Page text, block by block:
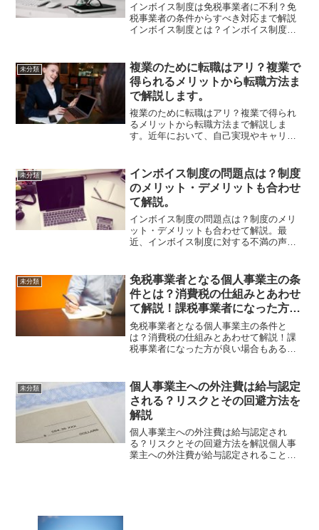
インボイス制度は免税事業者に不利？免
税事業者の条件からすべき対応まで解説
インボイス制度とは？インボイス制度と
れに係る消費税は無条件で控除されてき
ました。しかし、現在の消...
未分類
複業のために転職はアリ？複業で
得られるメリットから転職方法ま
で解説します。
複業のために転職はアリ？複業で得られ
るメリットから転職方法まで解説しま
す。近年において、自己実現やキャリア
複業が容認されておらず、転職しようか
迷っている方も多いのではな...
未分類
インボイス制度の問題点は？制度
のメリット・デメリットも合わせ
て解説。
インボイス制度の問題点は？制度のメリ
ット・デメリットも合わせて解説。最
近、インボイス制度に対する不満の声も
か？しかし、さまざまなデメリットがあ
る一方で、逆にメリットを感じ...
未分類
免税事業者となる個人事業主の条
件とは？消費税の仕組みとあわせ
て解説！課税事業者になった方が
良い場合もある？
免税事業者となる個人事業主の条件と
は？消費税の仕組みとあわせて解説！課
税事業者になった方が良い場合もある？
を納める必要が生じる場合があります。
この記事では個人事業主とし...
未分類
個人事業主への外注費は給与認定
される？リスクとその回避方法を
解説
個人事業主への外注費は給与認定され
る？リスクとその回避方法を解説個人事
業主への外注費が給与認定されることが